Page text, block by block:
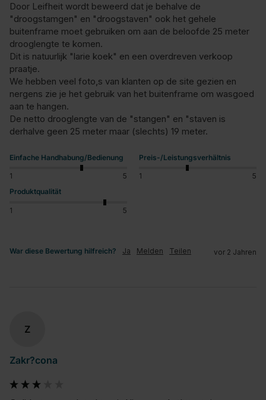
Door Leifheit wordt beweerd dat je behalve de
"droogstamgen" en "droogstaven" ook het gehele
buitenframe moet gebruiken om aan de beloofde 25 meter
drooglengte te komen.
Dit is natuurlijk "larie koek" en een overdreven verkoop
praatje.
We hebben veel foto,s van klanten op de site gezien en
nergens zie je het gebruik van het buitenframe om wasgoed
aan te hangen.
De netto drooglengte van de "stangen" en "staven is
derhalve geen 25 meter maar (slechts) 19 meter.
Einfache Handhabung/Bedienung
1 5
Preis-/Leistungsverhältnis
1
5
Produktqualität
1 5
War diese Bewertung hilfreich? Ja Melden Teilen vor 2 Jahren
Z
Zakr?cona